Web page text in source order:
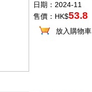
日期：2024-11
售價：HK$53.8
放入購物車